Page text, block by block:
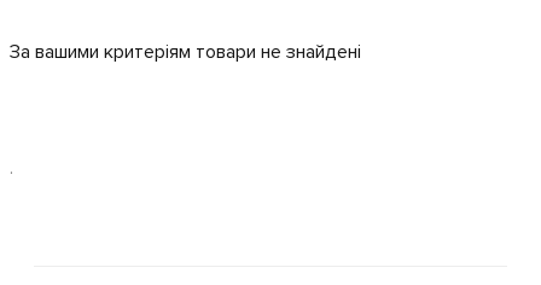
За вашими критеріям товари не знайдені
.